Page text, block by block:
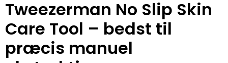
Tweezerman No Slip Skin
Care Tool – bedst til
præcis manuel